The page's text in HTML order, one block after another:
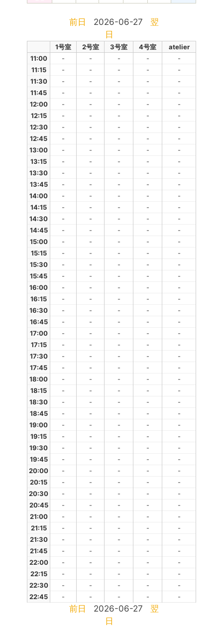
前日 2026-06-27
翌
日
1号室 2号室 3号室 4号室
atelier
11:00
- - - -
-
11:15
- - - -
-
11:30
- - - -
-
11:45
- - - -
-
12:00
- - - -
-
12:15
- - - -
-
12:30
- - - -
-
12:45
- - - -
-
13:00
- - - -
-
13:15
- - - -
-
13:30
- - - -
-
13:45
- - - -
-
14:00
- - - -
-
14:15
- - - -
-
14:30
- - - -
-
14:45
- - - -
-
15:00
- - - -
-
15:15
- - - -
-
15:30
- - - -
-
15:45
- - - -
-
16:00
- - - -
-
16:15
- - - -
-
16:30
- - - -
-
16:45
- - - -
-
17:00
- - - -
-
17:15
- - - -
-
17:30
- - - -
-
17:45
- - - -
-
18:00
- - - -
-
18:15
- - - -
-
18:30
- - - -
-
18:45
- - - -
-
19:00
- - - -
-
19:15
- - - -
-
19:30
- - - -
-
19:45
- - - -
-
20:00
- - - -
-
20:15
- - - -
-
20:30
- - - -
-
20:45
- - - -
-
21:00
- - - -
-
21:15
- - - -
-
21:30
- - - -
-
21:45
- - - -
-
22:00
- - - -
-
22:15
- - - -
-
22:30
- - - -
-
22:45
- - - - -
前日 2026-06-27
翌
日